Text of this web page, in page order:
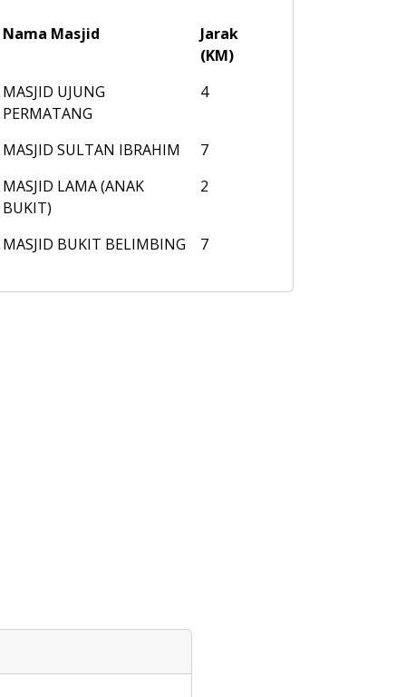
Nama Masjid
Jarak
(KM)
MASJID UJUNG
PERMATANG
4
MASJID SULTAN IBRAHIM
7
MASJID LAMA (ANAK
BUKIT)
2
MASJID BUKIT BELIMBING 7